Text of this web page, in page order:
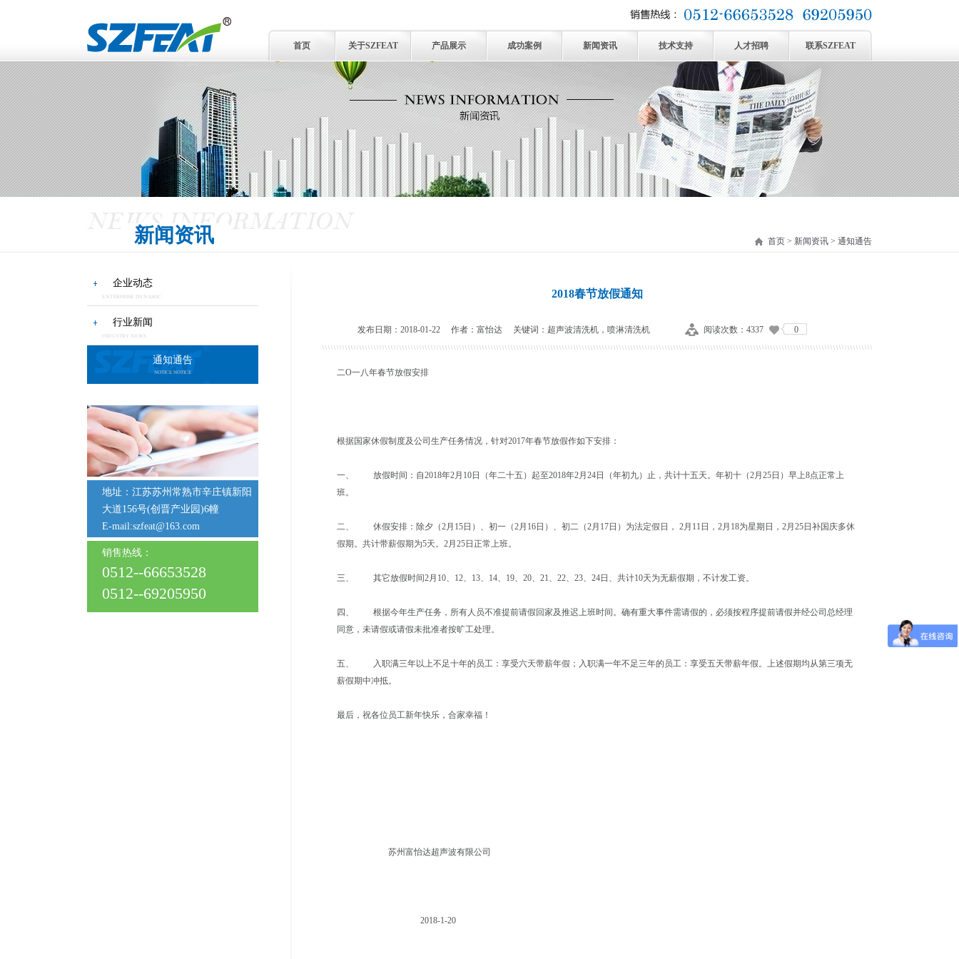
首页 关于SZFEAT 产品展示 成功案例 新闻资讯 技术支持 人才招聘 联系SZFEAT
首页 > 新闻资讯 > 通知通告
新闻资讯
企业动态
ENTERPRISE DYNAMIC
行业新闻
INDUSTRY NEWS
通知通告
NOTICE NOTICE
地址：江苏苏州常熟市辛庄镇新阳
大道156号(创晋产业园)6幢
E-mail:szfeat@163.com
销售热线：
0512--66653528
0512--69205950
2018春节放假通知
0
阅读次数：4337
发布日期：2018-01-22 作者：富怡达 关键词：超声波清洗机，喷淋清洗机
二O一八年春节放假安排
根据国家休假制度及公司生产任务情况，针对2017年春节放假作如下安排：
一、 放假时间：自2018年2月10日（年二十五）起至2018年2月24日（年初九）止，共计十五天。年初十（2月25日）早上8点正常上
班。
二、 休假安排：除夕（2月15日）、初一（2月16日）、初二（2月17日）为法定假日， 2月11日，2月18为星期日，2月25日补国庆多休
假期。共计带薪假期为5天。2月25日正常上班。
三、 其它放假时间2月10、12、13、14、19、20、21、22、23、24日、共计10天为无薪假期，不计发工资。
四、 根据今年生产任务，所有人员不准提前请假回家及推迟上班时间。确有重大事件需请假的，必须按程序提前请假并经公司总经理
同意，未请假或请假未批准者按旷工处理。
五、 入职满三年以上不足十年的员工：享受六天带薪年假；入职满一年不足三年的员工：享受五天带薪年假。上述假期均从第三项无
薪假期中冲抵。
最后，祝各位员工新年快乐，合家幸福！
苏州富怡达超声波有限公司
2018-1-20